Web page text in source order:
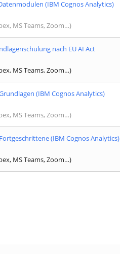
(IBM Cognos Analytics)
MS Teams, Zoom…)
nach EU AI Act
MS Teams, Zoom…)
(IBM Cognos Analytics)
MS Teams, Zoom…)
(IBM Cognos Analytics)
MS Teams, Zoom…)